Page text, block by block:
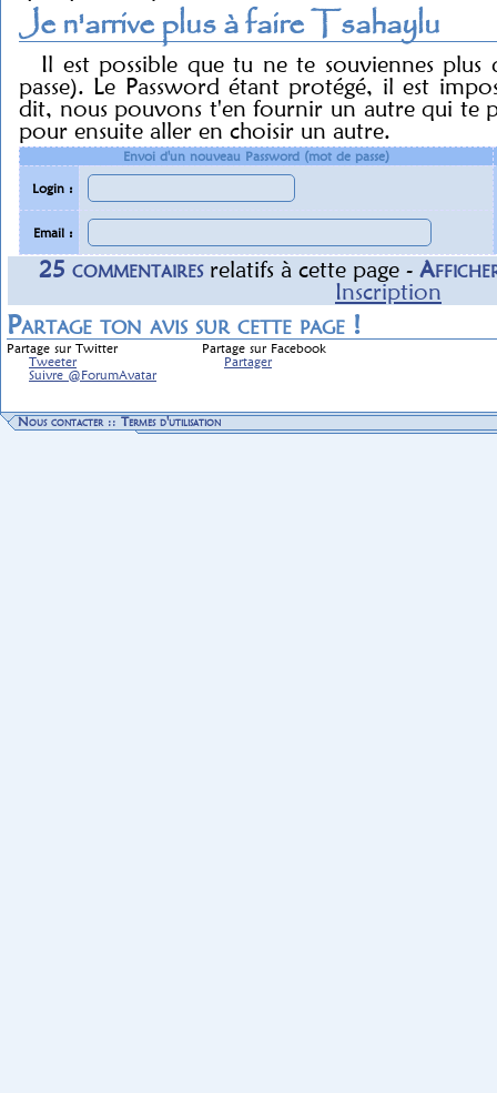
Je n'arrive plus à faire Tsahaylu
Il est possible que tu ne te souviennes
passe). Le Password étant protégé, il est
dit, nous pouvons t'en fournir un autre qui te
pour ensuite aller en choisir un autre.
Envoi d'un nouveau Password (mot de passe)
Login :
Email :
25 commentairesrelatifsà cette page -
Inscription
Partage ton avis sur cette page !
Partage sur Twitter
Partage sur Facebook
Tweeter
Suivre @ForumAvatar
Partager
Nous contacter::Termes d'utilisation